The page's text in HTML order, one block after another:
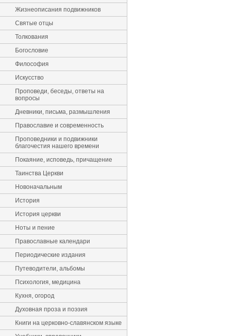
Жизнеописания подвижников
Святые отцы
Толкования
Богословие
Философия
Искусство
Проповеди, беседы, ответы на
вопросы
Дневники, письма, размышления
Православие и современность
Проповедники и подвижники
благочестия нашего времени
Покаяние, исповедь, причащение
Таинства Церкви
Новоначальным
История
История церкви
Ноты и пение
Православные календари
Периодические издания
Путеводители, альбомы
Психология, медицина
Кухня, огород
Духовная проза и поэзия
Книги на церковно-славянском языке